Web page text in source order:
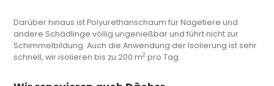
Darüber hinaus ist Polyurethanschaum für Nagetiere und
andere Schädlinge völlig ungenießbar und führt nicht zur
Schimmelbildung. Auch die Anwendung der Isolierung ist sehr
schnell, wir isolieren bis zu 200 m2pro Tag.